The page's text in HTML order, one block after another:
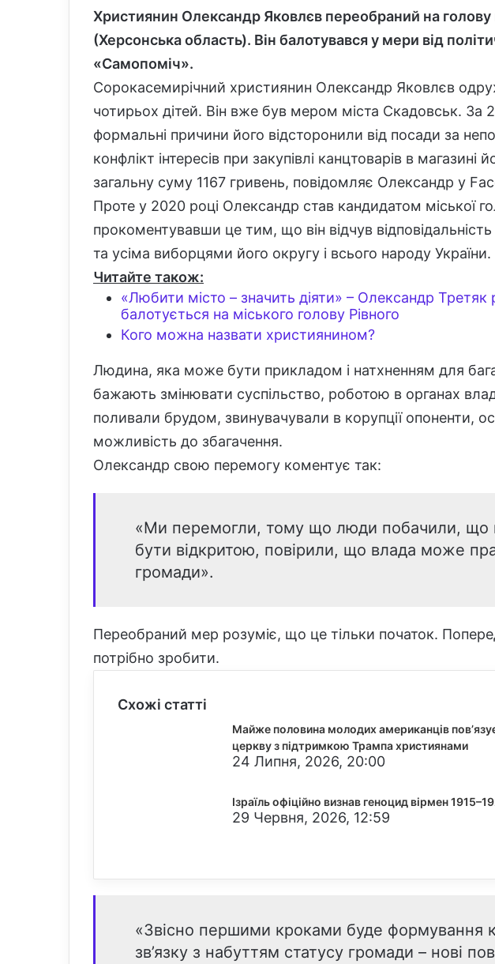
Християнин Олександр Яковлєв переобраний на голову
(Херсонська область). Він балотувався у мери від
«Самопоміч».
Сорокасемирічний християнин Олександр Яковлєв
чотирьох дітей. Він вже був мером міста Скадовськ. За
формальні причини його відсторонили від посади за
конфлікт інтересів при закупівлі канцтоварів в магазині
загальну суму 1167 гривень, повідомляє Олександр у
Проте у 2020 році Олександр став кандидатом міської
прокоментувавши це тим, що він відчув
та усіма виборцями його округу і всього народу України.
Читайте також:
«Любити місто – значить діяти» – Олександр Третяк
балотується на міського голову Рівного
Кого можна назвати християнином?
Людина, яка може бути прикладом і натхненням для
бажають змінювати суспільство, роботою в органах
поливали брудом, звинувачували в корупції опоненти,
можливість до збагачення.
Олександр свою перемогу коментує так:
«Ми перемогли, тому що люди побачили, що
бути відкритою, повірили, що влада може
громади».
Переобраний мер розуміє, що це тільки початок.
потрібно зробити.
Схожі статті
Майже половина молодих американців
церкву з підтримкою Трампа християнами
24 Липня, 2026, 20:00
Ізраїль офіційно визнав геноцид вірмен
29 Червня, 2026, 12:59
«Звісно першими кроками буде формування
зв’язку з набуттям статусу громади – нові